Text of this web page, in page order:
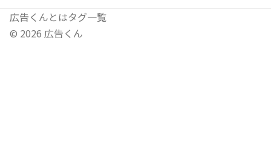
広告くんとはタグ一覧
© 2026 広告くん